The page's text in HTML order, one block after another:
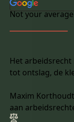
Not your
Het
tot ontslag, de
Maxim
aan